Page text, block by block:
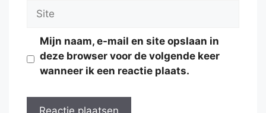
Site
Mijn naam, e-mail en site opslaan in
deze browser voor de volgende keer
wanneer ik een reactie plaats.